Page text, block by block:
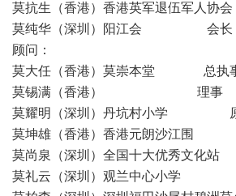
莫抗生（香港）香港英军退伍军人
莫纯华（深圳）阳江会 会长
顾问：
莫大任（香港）莫崇本堂 总执
莫锡满（香港）
莫耀明（深圳）丹坑村小学
莫坤雄（香港）香港元朗沙江
莫尚泉（深圳）全国十大优秀文化
莫礼云（深圳）观兰中心小学